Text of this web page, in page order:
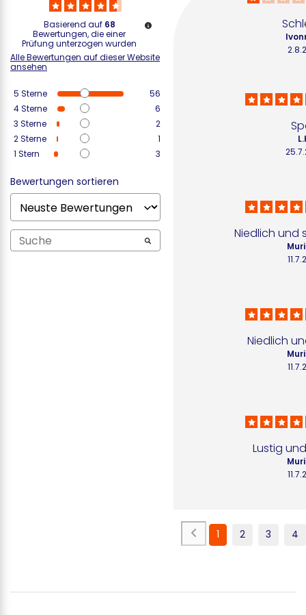
Basierend auf 68
Bewertungen, die einer
Prüfung unterzogen wurden
Alle Bewertungen auf dieser Website
ansehen
5 Sterne
56
4Sterne
6
3 Sterne
2
2Sterne
1
1 Stern 3
Bewertungen sortieren
Niedlich und
Niedlich
Lustig
1 2 3 4